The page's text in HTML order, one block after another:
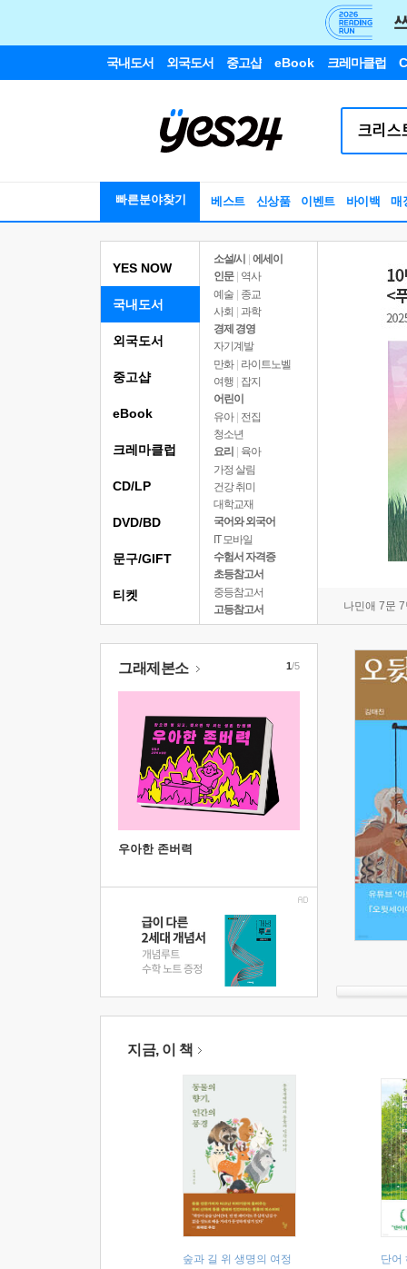
국내도서 외국도서 중고샵 eBook 크레마클럽
빠른분야찾기 베스트 신상품 이벤트 바이백 매
YES NOW
국내도서
소설/시
에세이
인문
역사
예술 | 종교
사회 | 과학
경제 경영
자기계발
만화 | 라이트노벨
여행
잡지
어린이
유아 | 전집
청소년
요리
육아
가정 살림
건강 취미
대학교재
국어와 외국어
IT 모바일
수험서 자격증
초등참고서
중등참고서
고등참고서
나민애 7문
외국도서
중고샵
eBook
크레마클럽
CD/LP
DVD/BD
문구/GIFT
티켓
그래제본소
우아한 존버력
1/5
지금, 이 책
숲과 길 위 생명의 여정 단어